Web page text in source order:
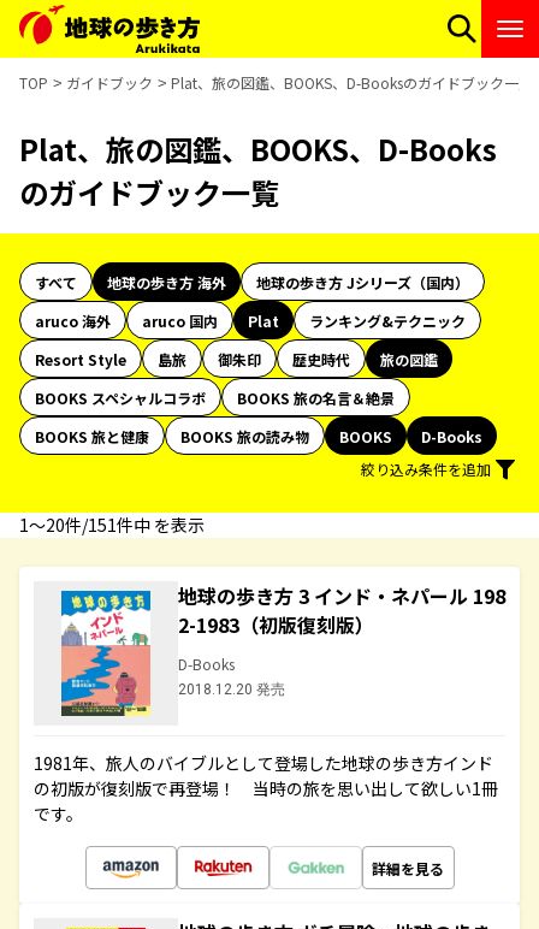
TOP ガイドブック Plat、旅の図鑑、BOOKS、D-Booksのガイドブック一覧
Plat、旅の図鑑、BOOKS、D-Books
のガイドブック一覧
すべて 地球の歩き方 海外
地球の歩き方 Jシリーズ（国内）
aruco 海外
aruco 国内 Plat
ランキング&テクニック
Resort Style
島旅 御朱印 歴史時代
旅の図鑑
BOOKS スペシャルコラボ
BOOKS 旅の名言＆絶景
BOOKS 旅と健康
BOOKS 旅の読み物 BOOKS
D-Books
絞り込み条件を追加
1〜20件/151件中 を表示
地球の歩き方 3 インド・ネパール 198
2-1983（初版復刻版）
D-Books
2018.12.20 発売
1981年、旅人のバイブルとして登場した地球の歩き方インド
の初版が復刻版で再登場！ 当時の旅を思い出して欲しい1冊
です。
詳細を見る